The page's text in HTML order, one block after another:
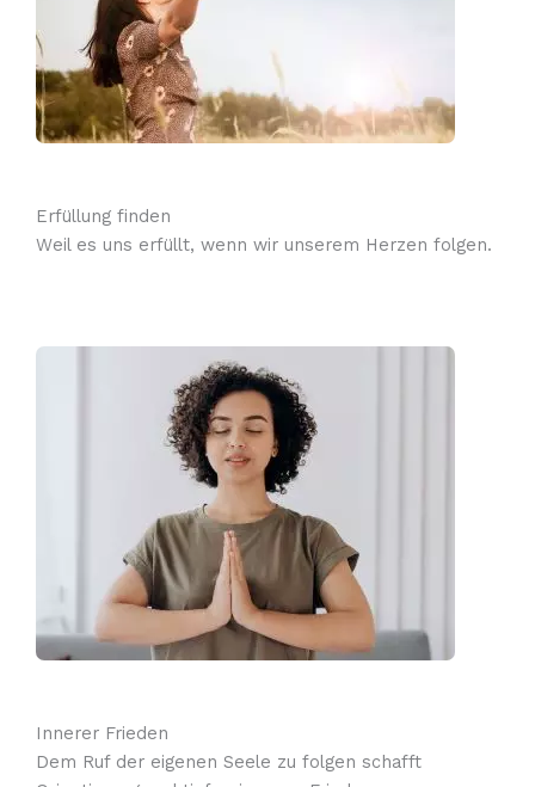
Erfüllung finden
Weil es uns erfüllt, wenn wir unserem Herzen folgen.
Innerer Frieden
Dem Ruf der eigenen Seele zu folgen schafft